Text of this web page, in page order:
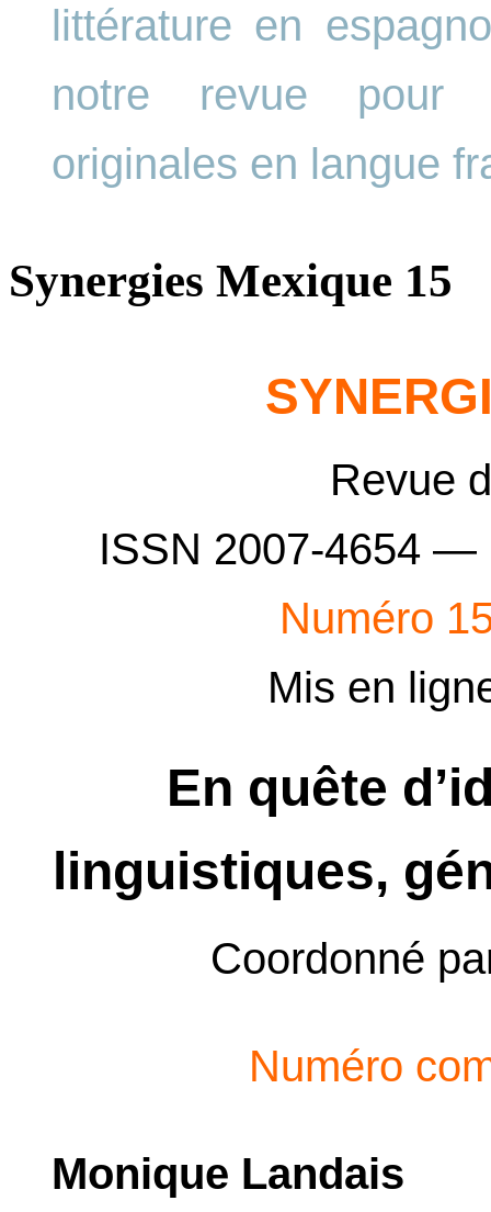
littérature en
notre revue pour
originales en langue
Synergies Mexique 15
Revue
ISSN 2007-4654 —
Numéro
Mis en
En quête
linguistiques,
Coordonné
Numéro
Monique Landais